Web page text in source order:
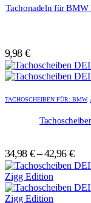
mehrere
Optionen
können
auf
Produktseite
mehrere
Optionen
können
auf
Produktseite
Tachonadeln für BMW
9,98 €
Produkt
Die
Optionen
können
auf
der
Produkt
Die
Optionen
können
auf
der
TACHOSCHEIBEN FÜR: BMW,
34,98 €–42,96 €